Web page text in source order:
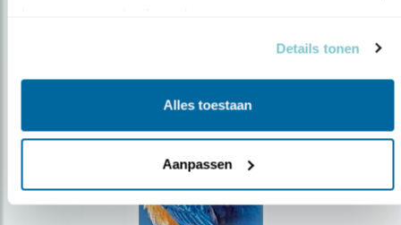
Details tonen
Alles toestaan
Aanpassen